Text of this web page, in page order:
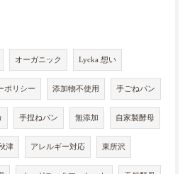
オーガニック Lycka 想い
ポリシー 添加物不使用 手ごねパン
手捏ねパン 無添加 自家製酵母
津 アレルギー対応 東所沢